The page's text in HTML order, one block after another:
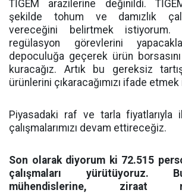
TİGEM arazilerine değinildi.
şekilde tohum ve damızlık
vereceğini belirtmek
regülasyon görevlerini
depoculuğa geçerek ürün
kuracağız. Artık bu gereksiz
ürünlerini çıkaracağımızı ifade
Piyasadaki raf ve tarla fiyatlarıyla
çalışmalarımızı devam ettireceğiz.
Son olarak diyorum ki 72.515
çalışmaları yürütüyoruz.
mühendislerine, ziraat